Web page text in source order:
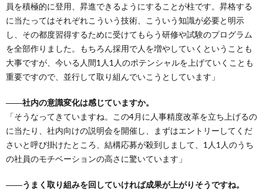
員を積極的に登用、昇進できるようにすることが柱です。昇格する
に当たってはそれぞれこういう技術、こういう知識が必要と明示
し、その都度習得するために受けてもらう研修や試験のプログラム
を全部作りました。もちろん採用で人を増やしていくということも
大事ですが、今いる人間1人1人のポテンシャルを上げていくことも
重要ですので、並行して取り組んでいこうとしています」
――社内の意識変化は感じていますか。
「そうなってきていますね。この4月に人事精度改革を立ち上げるの
に当たり、社内向けの説明会を開催し、まずはエントリーしてくだ
さいと呼び掛けたところ、結構応募が殺到しまして、1人1人のうち
の社員のモチベーションの高さに驚いています」
――うまく取り組みを回していければ成果が上がりそうですね。